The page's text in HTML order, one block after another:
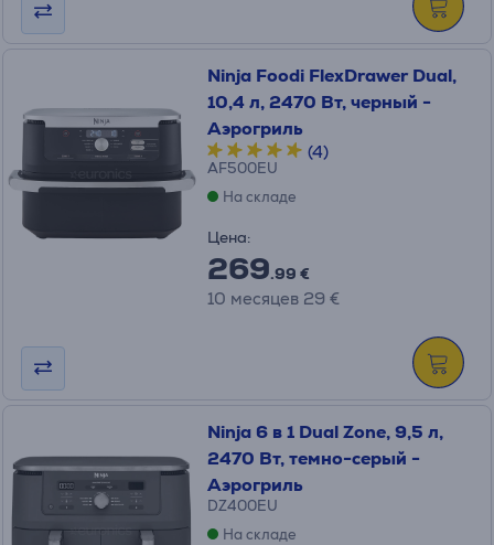
Ninja Foodi FlexDrawer Dual,
10,4 л, 2470 Вт, черный -
Аэрогриль
(4)
AF500EU
На складе
Цена:
269.99 €
10 месяцев 29 €
Ninja 6 в 1 Dual Zone, 9,5 л,
2470 Вт, темно-серый -
Аэрогриль
DZ400EU
На складе